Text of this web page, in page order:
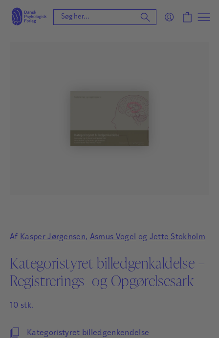
Af Kasper Jørgensen, Asmus Vogel og Jette Stokholm
Kategoristyret billedgenkaldelse –
Registrerings- og Opgørelsesark
10 stk.
Kategoristyret billedgenkendelse